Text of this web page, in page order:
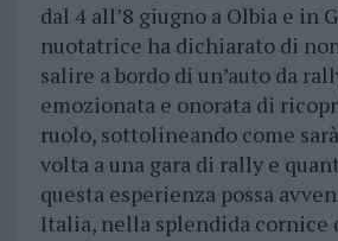
dal 4 all’8 giugno a Olbia e in
nuotatrice ha dichiarato di
salire a bordo di un’auto da
emozionata e onorata di
ruolo, sottolineando come
volta a una gara di rally e
questa esperienza possa
Italia, nella splendida cornice